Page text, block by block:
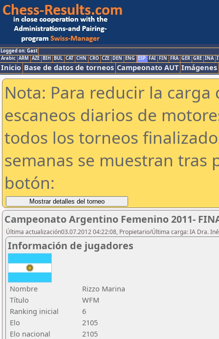
Logged on: Gast
Arabic ARM AZE BIH BUL CAT CHN CRO CZE DEN ENG ESP FAI FIN FRA GER GRE INA
Inicio Base de datos de torneos Campeonato AUT Imágenes
Nota: Para reducir la
escaneos diarios de
todos los torneos
semanas se muestran tras
botón:
Campeonato Argentino Femenino 2011-
Última actualización03.07.2012 04:22:08, Propietario/Última carga: IA Dra.
Información de jugadores
Nombre
Rizzo Marina
Título
WFM
Ranking inicial
6
Elo
2105
Elo nacional
2105